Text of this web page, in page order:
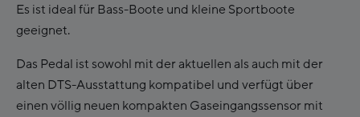
Es ist ideal für Bass-Boote und kleine Sportboote
geeignet.
Das Pedal ist sowohl mit der aktuellen als auch mit der
alten DTS-Ausstattung kompatibel und verfügt über
einen völlig neuen kompakten Gaseingangssensor mit